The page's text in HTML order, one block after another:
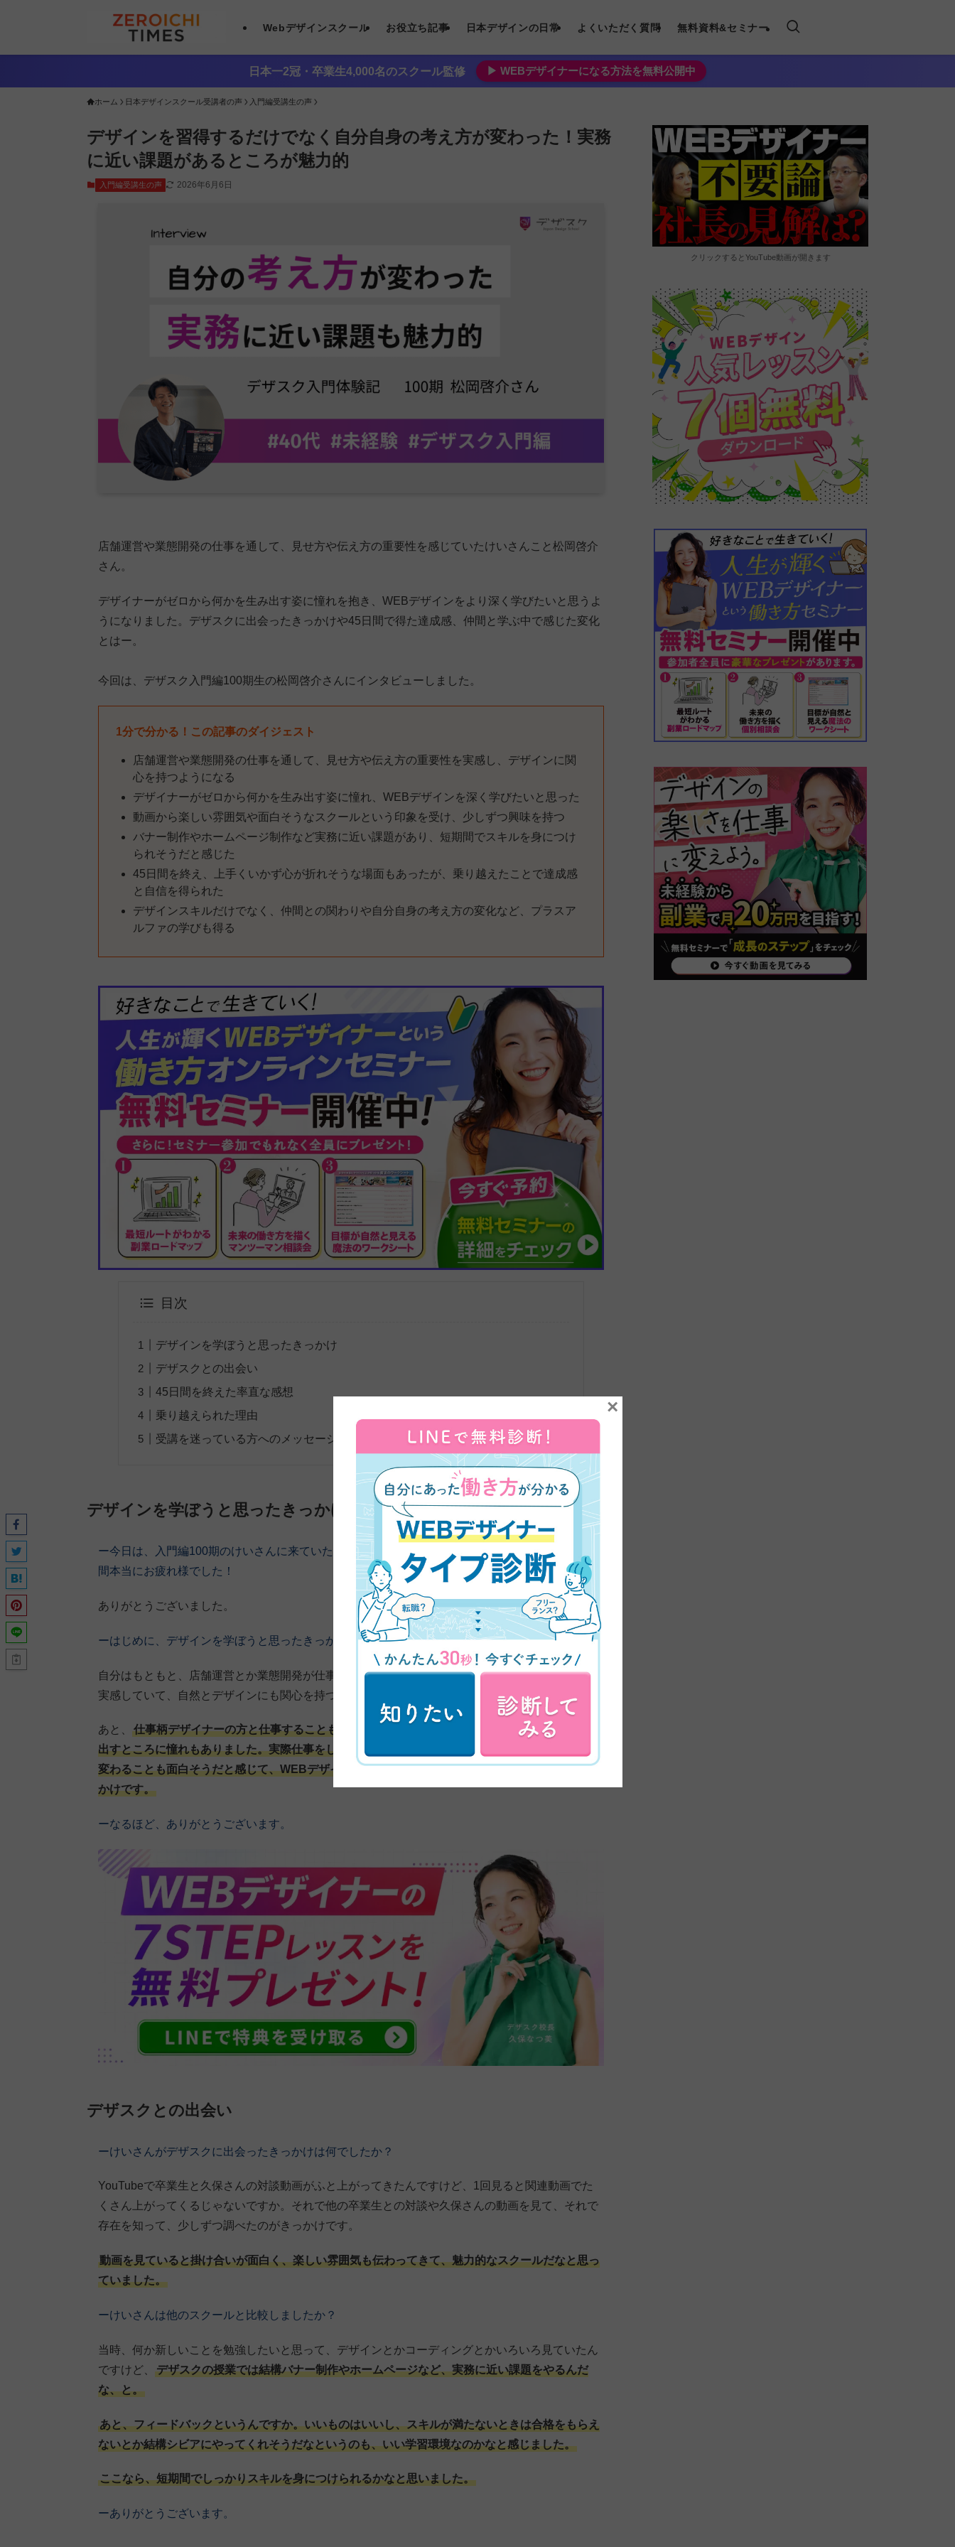
Webデザインスクール お役立ち記事 日本デザインの日常 よくいただく質問 無料資料&セミナー
日本一2冠・卒業生4,000名のスクール監修 ▶︎ WEBデザイナーになる方法を無料公開中
ホーム 日本デザインスクール受講者の声 入門編受講生の声
デザインを習得するだけでなく自分自身の考え方が変わった！実務
に近い課題があるところが魅力的
入門編受講生の声 2026年6月6日
店舗運営や業態開発の仕事を通して、見せ方や伝え方の重要性を感じていたけいさんこと松岡啓介
さん。
デザイナーがゼロから何かを生み出す姿に憧れを抱き、WEBデザインをより深く学びたいと思うよ
うになりました。デザスクに出会ったきっかけや45日間で得た達成感、仲間と学ぶ中で感じた変化
とはー。
今回は、デザスク入門編100期生の松岡啓介さんにインタビューしました。
1分で分かる！この記事のダイジェスト
店舗運営や業態開発の仕事を通して、見せ方や伝え方の重要性を実感し、デザインに関
心を持つようになる
デザイナーがゼロから何かを生み出す姿に憧れ、WEBデザインを深く学びたいと思った
動画から楽しい雰囲気や面白そうなスクールという印象を受け、少しずつ興味を持つ
バナー制作やホームページ制作など実務に近い課題があり、短期間でスキルを身につけ
られそうだと感じた
45日間を終え、上手くいかず心が折れそうな場面もあったが、乗り越えたことで達成感
と自信を得られた
デザインスキルだけでなく、仲間との関わりや自分自身の考え方の変化など、プラスア
ルファの学びも得る
目次
デザインを学ぼうと思ったきっかけ
デザスクとの出会い
45日間を終えた率直な感想
乗り越えられた理由
受講を迷っている方へのメッセージ
デザインを学ぼうと思ったきっかけ
ー今日は、入門編100期のけいさんに来ていただきました。よろしくお願いします。まずは、45日
間本当にお疲れ様でした！
ありがとうございました。
ーはじめに、デザインを学ぼうと思ったきっかけについてお伺いしてもいいですか？
自分はもともと、店舗運営とか業態開発が仕事だったんですけど、見せ方や伝え方の重要性を結構
実感していて、自然とデザインにも関心を持つようになりました。
あと、
仕事柄デザイナーの方と仕事することも多くて、純粋にデザイナーの方のゼロから何か生み
出すところに憧れもありました。実際仕事をしていると、デザインでお客様の反応や仕事の成果が
変わることも面白そうだと感じて、WEBデザインのスキルをもっと深く学びたいと思ったのがきっ
かけです。
ーなるほど、ありがとうございます。
デザスクとの出会い
ーけいさんがデザスクに出会ったきっかけは何でしたか？
YouTubeで卒業生と久保さんの対談動画がふと上がってきたんですけど、1回見ると関連動画でた
くさん上がってくるじゃないですか。それで他の卒業生との対談や久保さんの動画を見て、それで
存在を知って、少しずつ調べたのがきっかけです。
動画を見ていると掛け合いが面白く、楽しい雰囲気も伝わってきて、魅力的なスクールだなと思っ
ていました。
ーけいさんは他のスクールと比較しましたか？
当時、何か新しいことを勉強したいと思って、デザインとかコーディングとかいろいろ見ていたん
ですけど、
デザスクの授業では結構バナー制作やホームページなど、実務に近い課題をやるんだ
な、と。
あと、フィードバックというんですか。いいものはいいし、スキルが満たないときは合格をもらえ
ないとか結構シビアにやってくれそうだなというのも、いい学習環境なのかなと感じました。
ここなら、短期間でしっかりスキルを身につけられるかなと思いました。
ーありがとうございます。
クリックするとYouTube動画が開きます
×